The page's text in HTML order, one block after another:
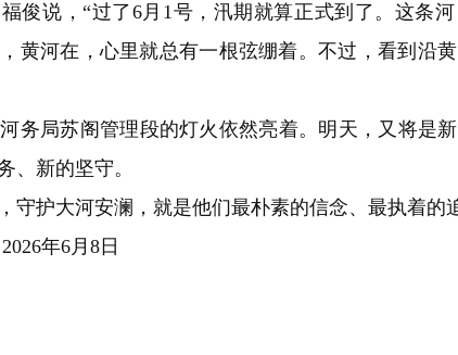
说，“过了6月1号，汛期就算正式到了。这条河
黄河在，心里就总有一根弦绷着。不过，看到沿
局苏阁管理段的灯火依然亮着。明天，又将是
、新的坚守。
护大河安澜，就是他们最朴素的信念、最执着的
年6月8日